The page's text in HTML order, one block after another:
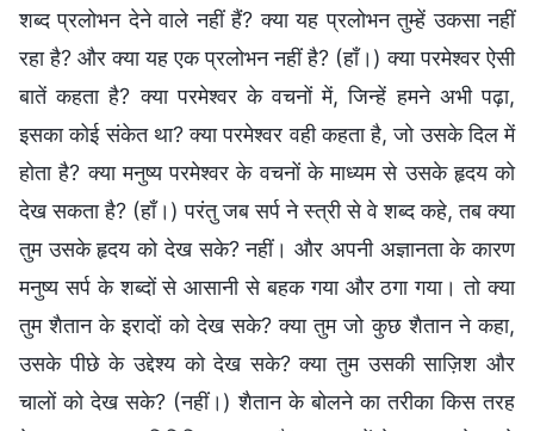
शब्द प्रलोभन देने वाले नहीं हैं? क्या यह प्रलोभन तुम्हें उकसा नहीं
रहा है? और क्या यह एक प्रलोभन नहीं है? (हाँ।) क्या परमेश्वर ऐसी
बातें कहता है? क्या परमेश्वर के वचनों में, जिन्हें हमने अभी पढ़ा,
इसका कोई संकेत था? क्या परमेश्वर वही कहता है, जो उसके दिल में
होता है? क्या मनुष्य परमेश्वर के वचनों के माध्यम से उसके हृदय को
देख सकता है? (हाँ।) परंतु जब सर्प ने स्त्री से वे शब्द कहे, तब क्या
तुम उसके हृदय को देख सके? नहीं। और अपनी अज्ञानता के कारण
मनुष्य सर्प के शब्दों से आसानी से बहक गया और ठगा गया। तो क्या
तुम शैतान के इरादों को देख सके? क्या तुम जो कुछ शैतान ने कहा,
उसके पीछे के उद्देश्य को देख सके? क्या तुम उसकी साज़िश और
चालों को देख सके? (नहीं।) शैतान के बोलने का तरीका किस तरह